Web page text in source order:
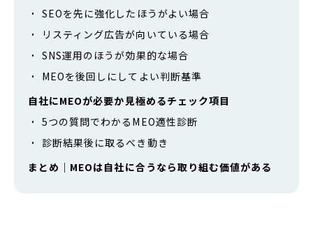
SEOを先に強化したほうがよい場合
リスティング広告が向いている場合
SNS運用のほうが効果的な場合
MEOを後回しにしてよい判断基準
自社にMEOが必要か見極めるチェック項目
5つの質問でわかるMEO適性診断
診断結果後に取るべき動き
まとめ｜MEOは自社に合うなら取り組む価値がある